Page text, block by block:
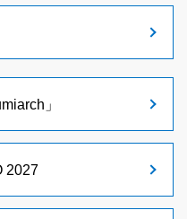
」
2027